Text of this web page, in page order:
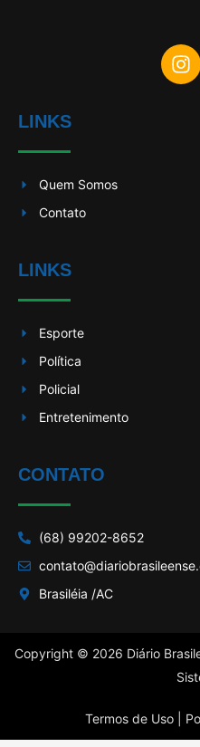
LINKS
Quem Somos
Contato
LINKS
Esporte
Política
Policial
Entretenimento
CONTATO
(68) 99202-8652
Brasiléia /AC
Copyright © 2026 Diário
Termos de Uso |